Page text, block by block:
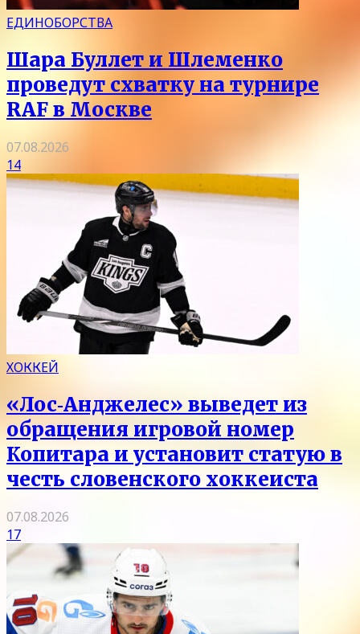
ЕДИНОБОРСТВА
Шара Буллет и Шлеменко
проведут схватку на турнире
RAF в Москве
07.08.2026
14
ХОККЕЙ
«Лос‑Анджелес» выведет из
обращения игровой номер
Копитара и установит статую в
честь словенского хоккеиста
07.08.2026
17